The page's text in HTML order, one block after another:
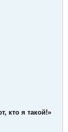
кто я такой!»